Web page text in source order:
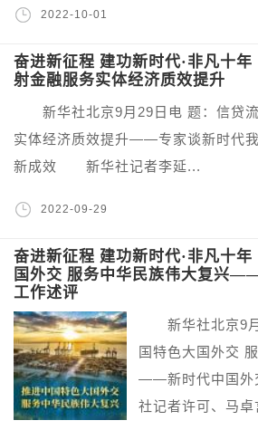
2022-10-01
奋进新征程 建功新时代·非凡十
射金融服务实体经济质效提升
新华社北京9月29日电 题：信贷流
实体经济质效提升——专家谈新时代
新成效 新华社记者李延...
2022-09-29
奋进新征程 建功新时代·非凡十
国外交 服务中华民族伟大复兴
工作述评
新华社北京9月
国特色大国外交
——新时代中国
社记者许可、马卓